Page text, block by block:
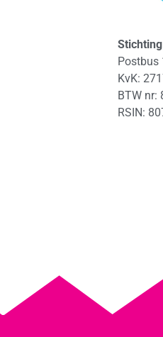
Postbus
KvK:
BTW nr:
RSIN: